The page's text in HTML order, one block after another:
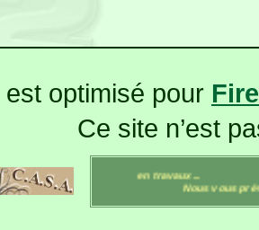
optimisé pour
Ce site n’est
Jadissims est en travaux...
Nous vous